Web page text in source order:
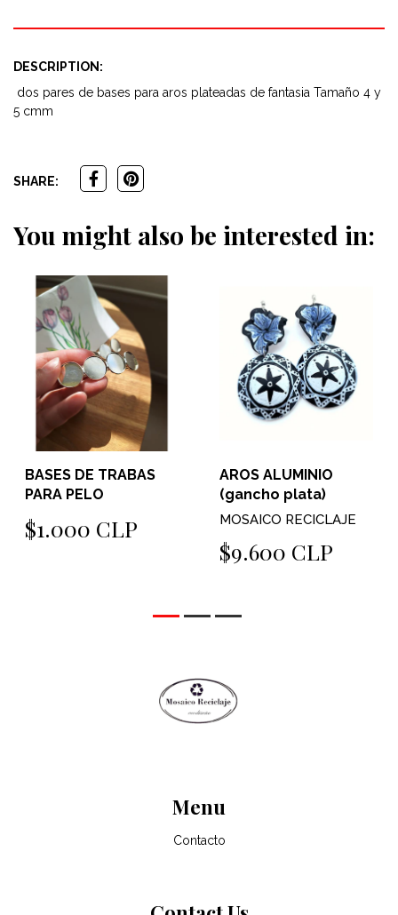
DESCRIPTION:
dos pares de bases para aros plateadas de fantasia Tamaño 4 y
5 cmm
SHARE:
You might also be interested in:
BASES DE TRABAS
PARA PELO
$1.000 CLP
AROS ALUMINIO
(gancho plata)
MOSAICO RECICLAJE
$9.600 CLP
Menu
Contacto